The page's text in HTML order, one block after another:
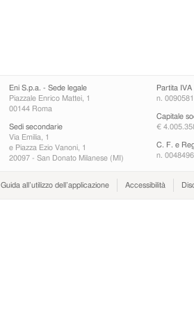
Eni S.p.a. - Sede legale
Piazzale Enrico Mattei, 1
00144 Roma
Sedi secondarie
Via Emilia, 1
e Piazza Ezio Vanoni, 1
20097 - San Donato Milanese (MI)
Partita IVA
n.
Capitale
€
C. F. e
n.
Guida all’utilizzo dell’applicazione Accessibilità